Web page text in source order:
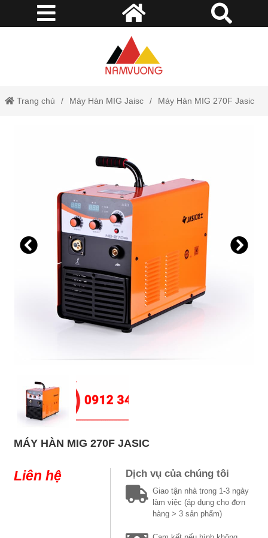
Trang chủ Máy Hàn MIG Jaisc Máy Hàn MIG 270F Jasic
MÁY HÀN MIG 270F JASIC
Liên hệ Dịch vụ của chúng tôi
Giao tận nhà trong 1-3 ngày
làm việc (áp dụng cho đơn
hàng > 3 sản phẩm)